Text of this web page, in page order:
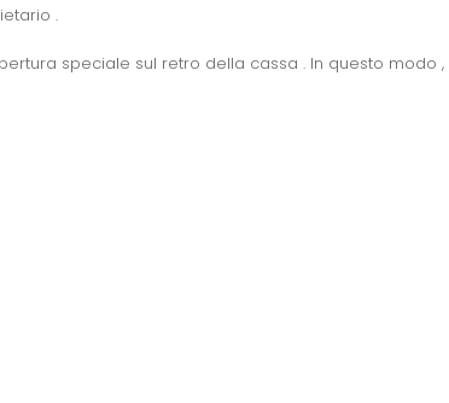
.
speciale sul retro della cassa . In questo modo ,